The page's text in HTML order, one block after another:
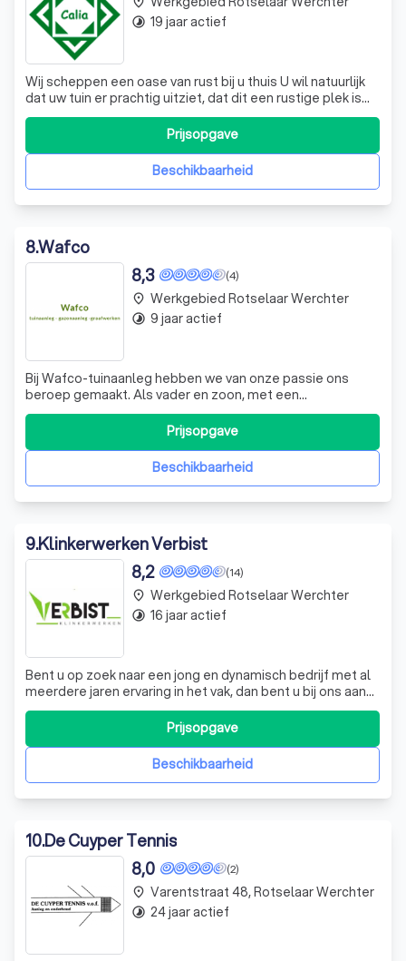
Wij scheppen een oase van rust bij u thuis U wil natuurlijk
dat uw tuin er prachtig uitziet, dat dit een rustige plek is
waar u kan genieten. Maar hoe begint u hier aan? Voor een
tuin waar u en uw gezinsleden zich optimaal kunnen
voelen, doet u beroep op een expert om vorm te geven
aan uw ideëen. D
Beschikbaarheid
Prijsopgave
timelapse 19 jaar actief
8.Wafco
(4)
8,3
Bij Wafco-tuinaanleg hebben we van onze passie ons
beroep gemaakt. Als vader en zoon, met een
diepgewortelde liefde voor tuinbouwmachines, tractoren
en het buitenleven, leggen we tuinen aan met de grootste
zorg en toewijding. Onze achtergrond als boerenzoon en
de vele uren die we samen in de buitenl
Beschikbaarheid
Prijsopgave
place Werkgebied Rotselaar Werchter
timelapse 9 jaar actief
9.Klinkerwerken Verbist
(14)
8,2
Bent u op zoek naar een jong en dynamisch bedrijf met al
meerdere jaren ervaring in het vak, dan bent u bij ons aan
het juiste adres !! Wij realiseren graag uw droom met onze
Sierbestrating * Parkings & Opritten * Terrassen *
Rioleringswerken * TuinafBeschikbaarheid
Prijsopgave
place Werkgebied Rotselaar Werchter
timelapse 16 jaar actief
10.De Cuyper Tennis
(2)
8,0
place Varentstraat 48, Rotselaar Werchter
timelapse 24 jaar actief